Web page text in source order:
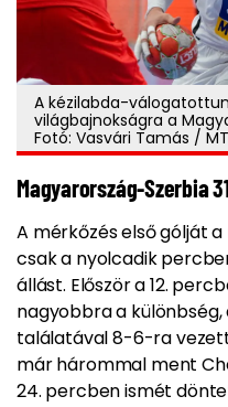
A kézilabda-
világbajnokságra a
Fotó: Vasvári Tamás /
Magyarország-Szerbia
A mérkőzés első gólját
csak a nyolcadik
állást. Először a 12.
nagyobbra a
találatával 8-6-ra
már hárommal ment
24. percben ismét